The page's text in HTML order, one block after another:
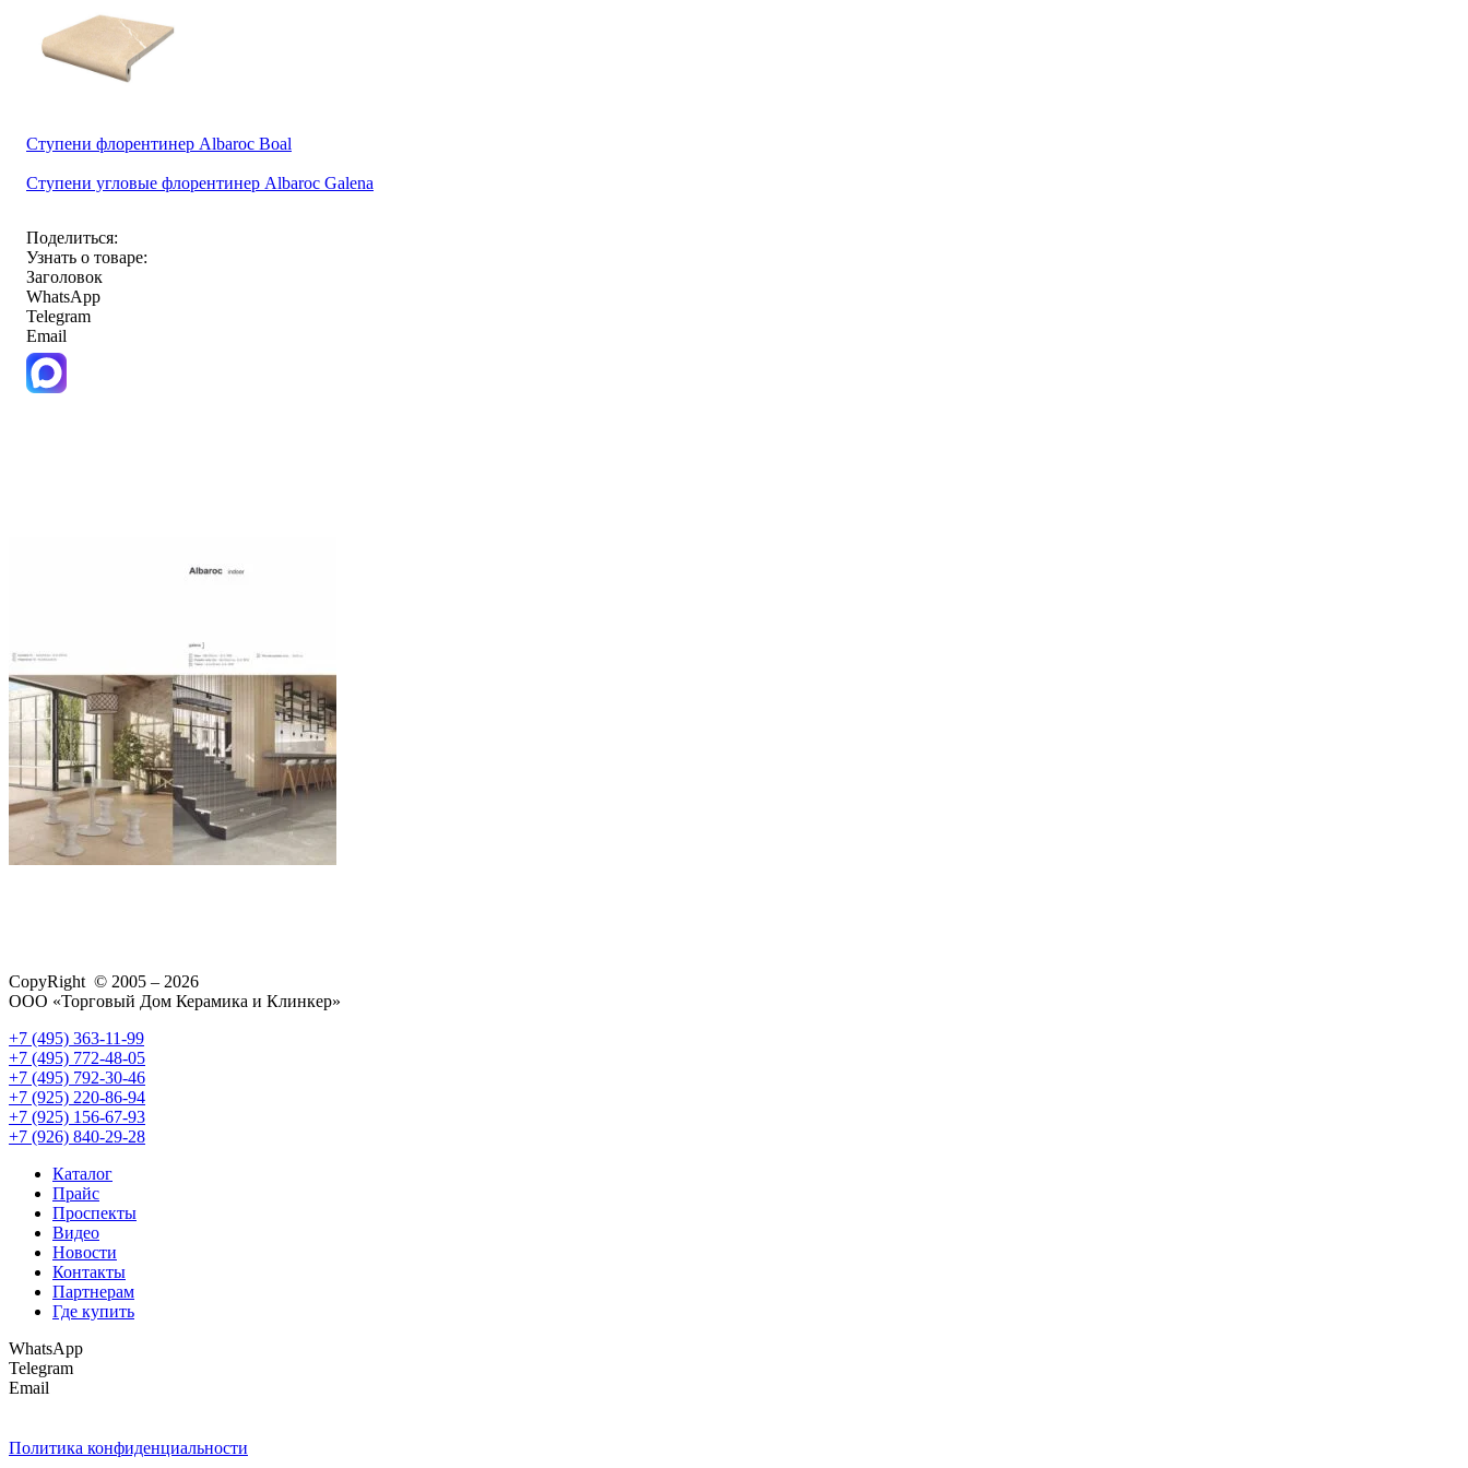
Ступени флорентинер Albaroc Boal
Ступени угловые флорентинер Albaroc Galena
Поделиться:
Узнать о товаре:
Заголовок
WhatsApp
Telegram
Email
CopyRight © 2005 – 2026
ООО «Торговый Дом Керамика и Клинкер»
+7 (495) 363-11-99
+7 (495) 772-48-05
+7 (495) 792-30-46
+7 (925) 220-86-94
+7 (925) 156-67-93
+7 (926) 840-29-28
Каталог
Прайс
Проспекты
Видео
Новости
Контакты
Партнерам
Где купить
WhatsApp
Telegram
Email
Политика конфиденциальности